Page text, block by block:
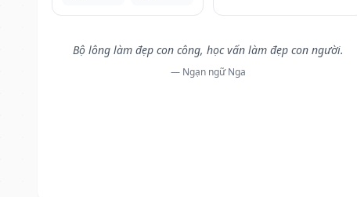
Bộ lông làm đẹp con công, học vấn làm đẹp con người.
— Ngạn ngữ Nga